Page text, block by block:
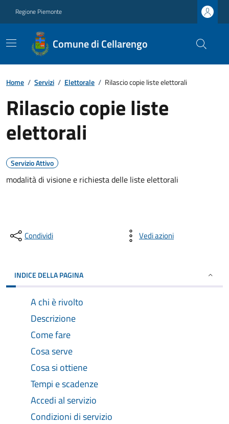
Regione Piemonte
Comune di Cellarengo
Home / Servizi / Elettorale / Rilascio copie liste elettorali
Rilascio copie liste
elettorali
Servizio Attivo
modalità di visione e richiesta delle liste elettorali
Condividi Vedi azioni
INDICE DELLA PAGINA
A chi è rivolto
Descrizione
Come fare
Cosa serve
Cosa si ottiene
Tempi e scadenze
Accedi al servizio
Condizioni di servizio